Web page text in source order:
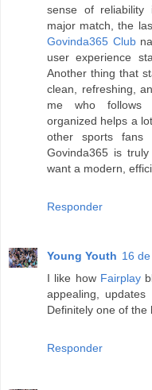
sense of reliability
major match, the
Govinda365 Club
user experience
Another thing that
clean, refreshing,
me who follows
organized helps a
other sports fans
Govinda365 is
want a modern,
Responder
Young Youth 16
I like how Fairplay
appealing,
Definitely one of the
Responder